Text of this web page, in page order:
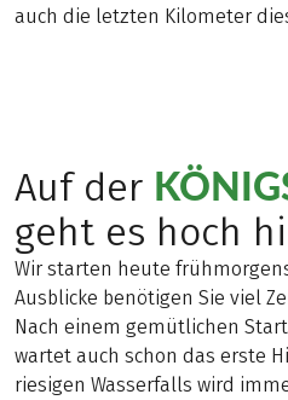
auch die letzten Kilometer
Auf der
geht es hoch
Wir starten heute
Ausblicke benötigen Sie viel
Nach einem gemütlichen
wartet auch schon das erste
riesigen Wasserfalls wird